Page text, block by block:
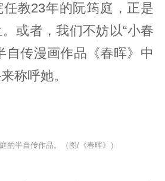
教23年的阮筠庭，正是
或者，我们不妨以“小春
传漫画作品《春晖》中
称呼她。
的半自传作品。（图/《春晖》）